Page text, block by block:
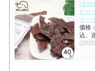
[送料
ビエ
キー
価格
込、